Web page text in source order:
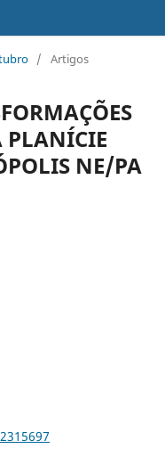
/ Artigos
PLANÍCIE
NE/PA